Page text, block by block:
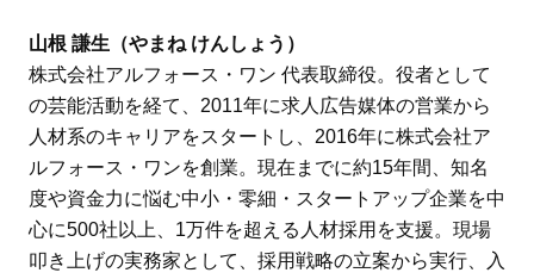
山根 謙生（やまね けんしょう）
株式会社アルフォース・ワン 代表取締役。役者として
の芸能活動を経て、2011年に求人広告媒体の営業から
人材系のキャリアをスタートし、2016年に株式会社ア
ルフォース・ワンを創業。現在までに約15年間、知名
度や資金力に悩む中小・零細・スタートアップ企業を中
心に500社以上、1万件を超える人材採用を支援。現場
叩き上げの実務家として、採用戦略の立案から実行、入